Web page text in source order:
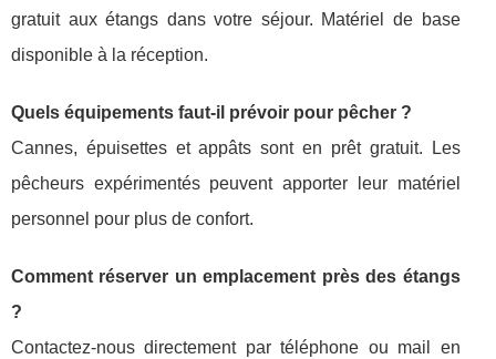
gratuit aux étangs dans votre séjour. Matériel de base
disponible à la réception.
Quels équipements faut-il prévoir pour pêcher ?
Cannes, épuisettes et appâts sont en prêt gratuit. Les
pêcheurs expérimentés peuvent apporter leur matériel
personnel pour plus de confort.
Comment réserver un emplacement près des étangs
?
Contactez-nous directement par téléphone ou mail en